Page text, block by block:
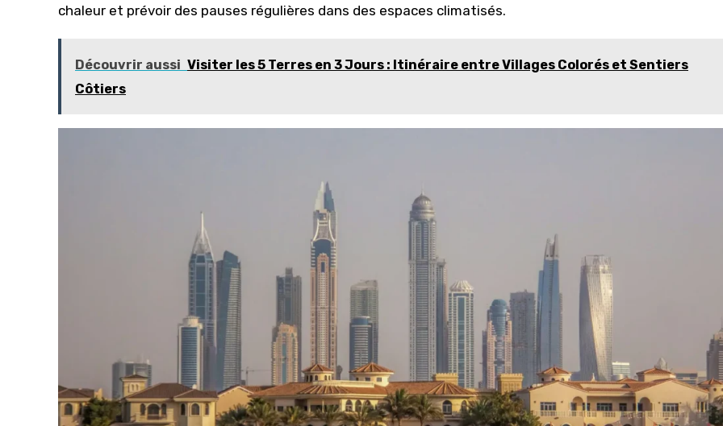
chaleur et prévoir des pauses régulières dans des espaces climatisés.
Découvrir aussi Visiter les 5 Terres en 3 Jours : Itinéraire entre Villages Colorés et Sentiers
Côtiers